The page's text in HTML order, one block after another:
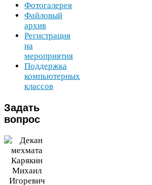
Фотогалерея
Файловый
архив
Регистрация
на
мероприятия
Поддержка
компьютерных
классов
Задать
вопрос